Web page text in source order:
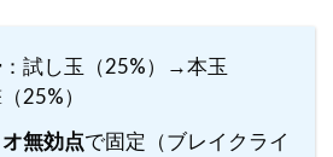
：試し玉（25%）→本玉
25%）
無効点で固定（ブレイクライ